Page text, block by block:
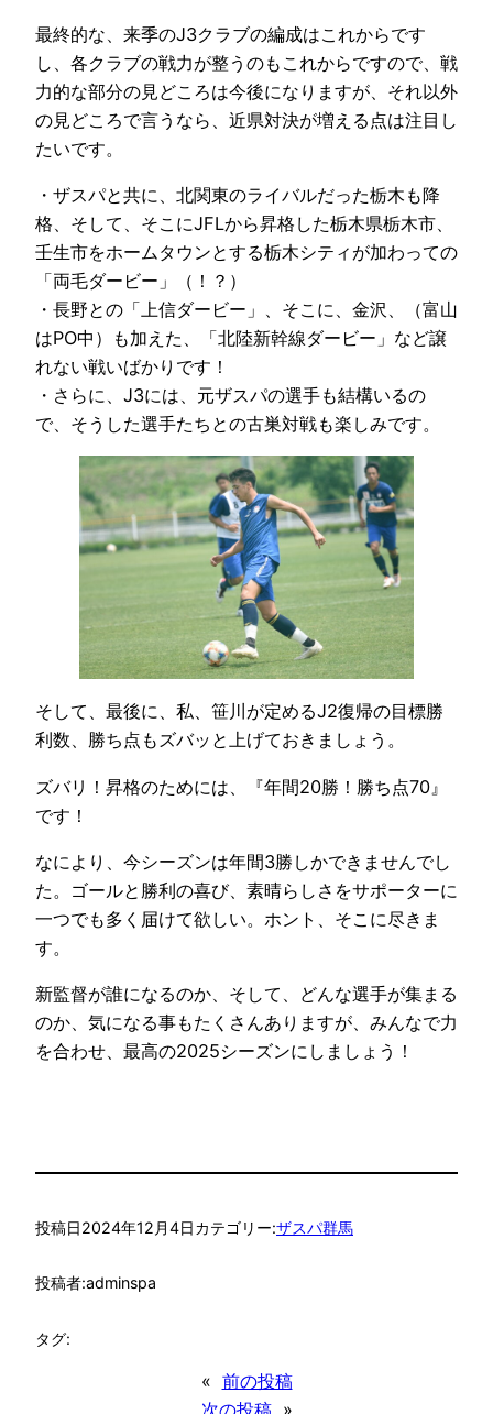
最終的な、来季のJ3クラブの編成はこれからです
し、各クラブの戦力が整うのもこれからですので、戦
力的な部分の見どころは今後になりますが、それ以外
の見どころで言うなら、近県対決が増える点は注目し
たいです。
・ザスパと共に、北関東のライバルだった栃木も降
格、そして、そこにJFLから昇格した栃木県栃木市、
壬生市をホームタウンとする栃木シティが加わっての
「両毛ダービー」（！？）
・長野との「上信ダービー」、そこに、金沢、（富山
はPO中）も加えた、「北陸新幹線ダービー」など譲
れない戦いばかりです！
・さらに、J3には、元ザスパの選手も結構いるの
で、そうした選手たちとの古巣対戦も楽しみです。
そして、最後に、私、笹川が定めるJ2復帰の目標勝
利数、勝ち点もズバッと上げておきましょう。
ズバリ！昇格のためには、『年間20勝！勝ち点70』
です！
なにより、今シーズンは年間3勝しかできませんでし
た。ゴールと勝利の喜び、素晴らしさをサポーターに
一つでも多く届けて欲しい。ホント、そこに尽きま
す。
新監督が誰になるのか、そして、どんな選手が集まる
のか、気になる事もたくさんありますが、みんなで力
を合わせ、最高の2025シーズンにしましょう！
投稿日2024年12月4日カテゴリー:ザスパ群馬
投稿者:adminspa
タグ:
« 前の投稿